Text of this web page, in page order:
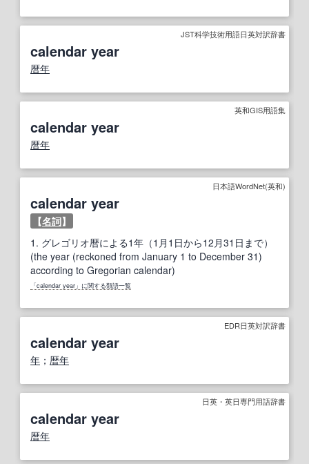
JST科学技術用語日英対訳辞書
calendar year
暦年
英和GIS用語集
calendar year
暦年
日本語WordNet(英和)
calendar year
【名詞】
1. グレゴリオ暦による1年（1月1日から12月31日まで）
(the year (reckoned from January 1 to December 31)
according to Gregorian calendar)
「calendar year」に関する類語一覧
EDR日英対訳辞書
calendar year
年 ； 暦年
日英・英日専門用語辞書
calendar year
暦年